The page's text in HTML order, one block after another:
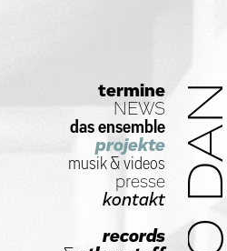
termine
NEWS
das ensemble
projekte
musik& videos
presse
kontakt
records